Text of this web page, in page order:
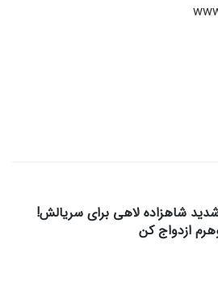
شاهزاده لاهی برای سریالش!
ازدواج کن